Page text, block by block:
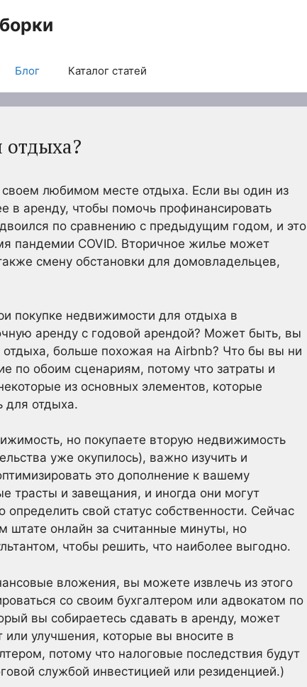
Блог Каталог статей
любимом месте отдыха. Если вы один из
в аренду, чтобы помочь профинансировать
по сравнению с предыдущим годом, и это
пандемии COVID. Вторичное жилье может
смену обстановки для домовладельцев,
покупке недвижимости для отдыха в
аренду с годовой арендой? Может быть, вы
отдыха, больше похожая на Airbnb? Что бы вы ни
по обоим сценариям, потому что затраты и
из основных элементов, которые
для отдыха.
но покупаете вторую недвижимость
уже окупилось), важно изучить и
это дополнение к вашему
трасты и завещания, и иногда они могут
свой статус собственности. Сейчас
штате онлайн за считанные минуты, но
чтобы решить, что наиболее выгодно.
вложения, вы можете извлечь из этого
со своим бухгалтером или адвокатом по
вы собираетесь сдавать в аренду, может
улучшения, которые вы вносите в
потому что налоговые последствия будут
службой инвестицией или резиденцией.)